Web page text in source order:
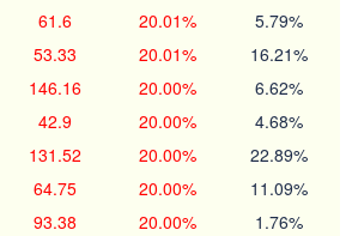
61.6 20.01% 5.79%
53.33 20.01% 16.21%
146.16 20.00% 6.62%
42.9 20.00% 4.68%
131.52 20.00% 22.89%
64.75 20.00% 11.09%
93.38 20.00% 1.76%